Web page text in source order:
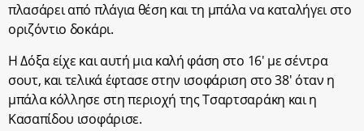
πλασάρει από πλάγια θέση και τη μπάλα να καταλήγει στο
οριζόντιο δοκάρι.
Η Δόξα είχε και αυτή μια καλή φάση στο 16′ με σέντρα
σουτ, και τελικά έφτασε στην ισοφάριση στο 38′ όταν η
μπάλα κόλλησε στη περιοχή της Τσαρτσαράκη και η
Κασαπίδου ισοφάρισε.